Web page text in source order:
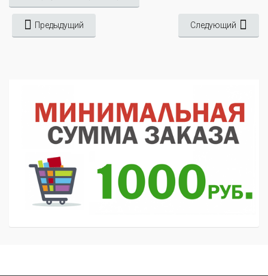
Предыдущий Следующий